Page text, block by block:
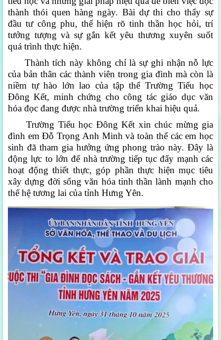
thành thói quen hàng ngày. Bài dự thi cho thấy sự
đầu tư công phu, thể hiện rõ tinh thần học hỏi, trí
tưởng tượng và sự gắn kết yêu thương xuyên suốt
quá trình thực hiện.
Thành tích này không chỉ là sự ghi nhận nỗ lực
của bản thân các thành viên trong gia đình mà còn là
niềm tự hào lớn lao của tập thể Trường Tiểu học
Đông Kết, minh chứng cho công tác giáo dục văn
hóa đọc đang được nhà trường triển khai hiệu quả.
Trường Tiểu học Đông Kết xin chúc mừng gia
đình em Đỗ Trọng Anh Minh và toàn thể các em học
sinh đã tham gia hưởng ứng phong trào này. Đây là
động lực to lớn để nhà trường tiếp tục đẩy mạnh các
hoạt động thiết thực, góp phần thực hiện mục tiêu
xây dựng đời sống văn hóa tinh thần lành mạnh cho
thế hệ tương lai của tỉnh Hưng Yên.